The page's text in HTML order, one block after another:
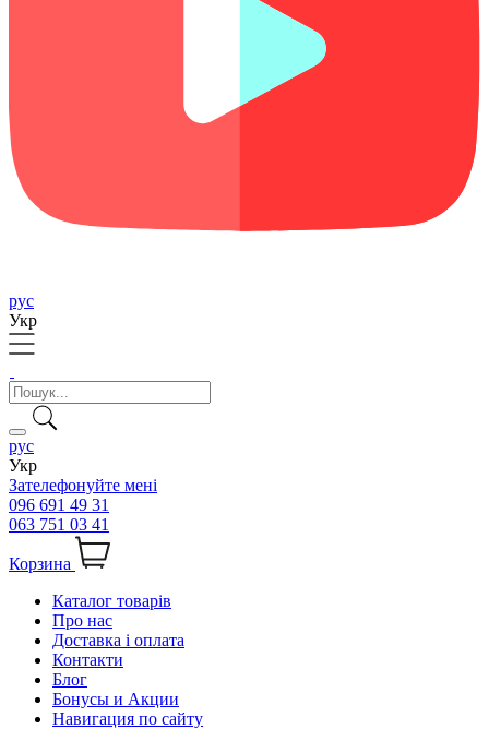
рус
Укр
рус
Укр
Зателефонуйте мені
096 691 49 31
063 751 03 41
Корзина
Каталог товарів
Про нас
Доставка і оплата
Контакти
Блог
Бонусы и Акции
Навигация по сайту